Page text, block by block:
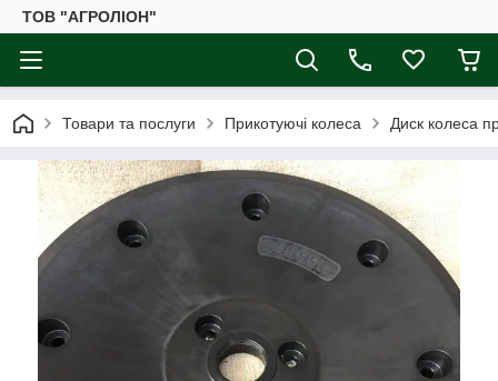
ТОВ "АГРОЛІОН"
Товари та послуги Прикотуючі колеса Диск колеса